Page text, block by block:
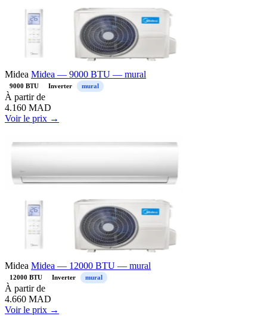
Midea Midea — 9000 BTU — mural
9000 BTU Inverter mural
À partir de
4.160 MAD
Voir le prix →
Midea Midea — 12000 BTU — mural
12000 BTU Inverter mural
À partir de
4.660 MAD
Voir le prix →